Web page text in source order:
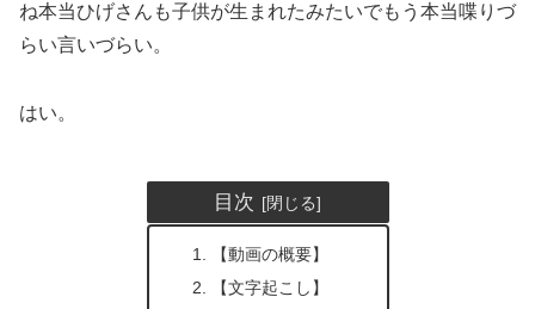
ね本当ひげさんも子供が生まれたみたいでもう本当喋りづ
らい言いづらい。
はい。
目次
【動画の概要】
【文字起こし】